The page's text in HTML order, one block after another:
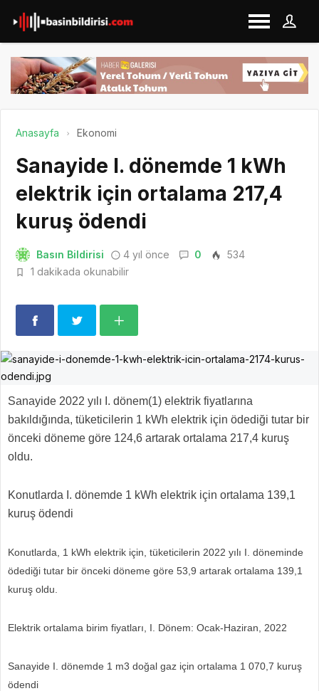
Anasayfa Ekonomi
Sanayide I. dönemde 1 kWh
elektrik için ortalama 217,4
kuruş ödendi
Basın Bildirisi 4 yıl önce 0
534
1 dakikada okunabilir
Sanayide 2022 yılı I. dönem(1) elektrik fiyatlarına
bakıldığında, tüketicilerin 1 kWh elektrik için ödediği tutar bir
önceki döneme göre 124,6 artarak ortalama 217,4 kuruş
oldu.
Konutlarda I. dönemde 1 kWh elektrik için ortalama 139,1
kuruş ödendi
Konutlarda, 1 kWh elektrik için, tüketicilerin 2022 yılı I. döneminde
ödediği tutar bir önceki döneme göre 53,9 artarak ortalama 139,1
kuruş oldu.
Elektrik ortalama birim fiyatları, I. Dönem: Ocak-Haziran, 2022
Sanayide I. dönemde 1 m3 doğal gaz için ortalama 1 070,7 kuruş
ödendi